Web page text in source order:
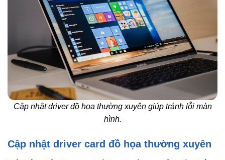
Cập nhật driver đồ họa thường xuyên giúp tránh lỗi màn
hình.
Cập nhật driver card đồ họa thường xuyên